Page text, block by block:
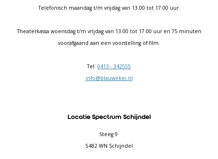
Telefonisch maandag t/m vrijdag van 13.00 tot 17.00 uur.
Theaterkassa woensdag t/m vrijdag van 13.00 tot 17.00 uur en 75 minuten
voorafgaand aan een voorstelling of film.
Tel: 0413 - 342555
info@blauwekei.nl
Locatie Spectrum Schijndel
Steeg 9
5482 WN Schijndel